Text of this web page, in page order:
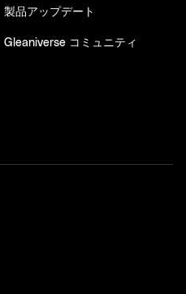
製品アップデート
Gleaniverse コミュニティ